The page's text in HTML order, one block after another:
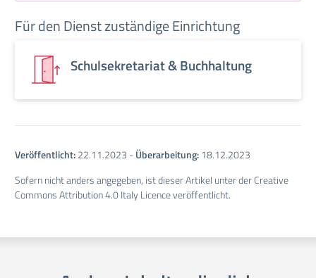
Für den Dienst zuständige Einrichtung
Schulsekretariat & Buchhaltung
Veröffentlicht:22.11.2023 -Überarbeitung:18.12.2023
Sofern nicht anders angegeben, ist dieser Artikel unter der Creative
Commons Attribution 4.0 Italy Licence veröffentlicht.